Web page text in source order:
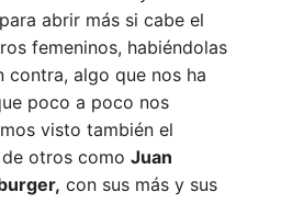
abrir más si cabe el
femeninos, habiéndolas
algo que nos ha
poco a poco nos
visto también el
otros como Juan
con sus más y sus